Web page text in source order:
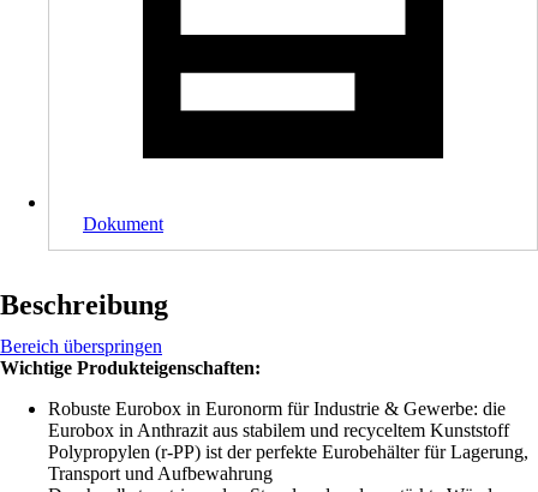
Dokument
Beschreibung
Bereich überspringen
Wichtige Produkteigenschaften:
Robuste Eurobox in Euronorm für Industrie & Gewerbe: die
Eurobox in Anthrazit aus stabilem und recyceltem Kunststoff
Polypropylen (r-PP) ist der perfekte Eurobehälter für Lagerung,
Transport und Aufbewahrung